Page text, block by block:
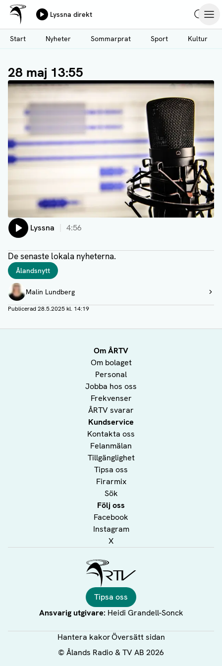
Hoppa
till
huvudinnehåll
Ålands Radio & TV
Lyssna direkt
Start
Nyheter Sommarprat Sport Kultur
28 maj 13:55
Lyssna 4:56
De senaste lokala nyheterna.
Taggar
Ålandsnytt
Författare
Malin Lundberg
Visa profil
Publicerad28.5.2025 kl. 14:19
Om ÅRTV
Om bolaget
Personal
Jobba hos oss
Frekvenser
ÅRTV svarar
Kundservice
Kontakta oss
Felanmälan
Tillgänglighet
Tipsa oss
Firarmix
Sök
Följ oss
Facebook
Instagram
X
Tipsa oss
Ansvarig utgivare: Heidi Grandell-Sonck
Hantera kakorÖversätt sidan
©Ålands Radio & TV AB 2026